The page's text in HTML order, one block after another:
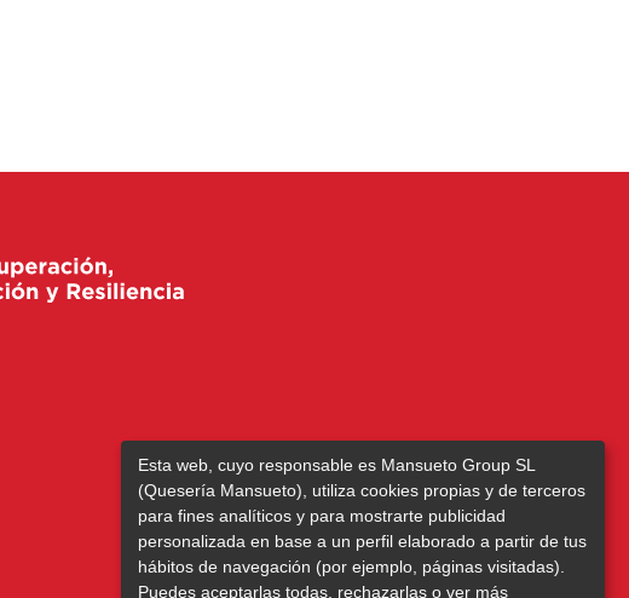
Esta web, cuyo responsable es Mansueto Group SL
(Quesería Mansueto), utiliza cookies propias y de terceros
para fines analíticos y para mostrarte publicidad
personalizada en base a un perfil elaborado a partir de tus
hábitos de navegación (por ejemplo, páginas visitadas).
Puedes aceptarlas todas, rechazarlas o ver más